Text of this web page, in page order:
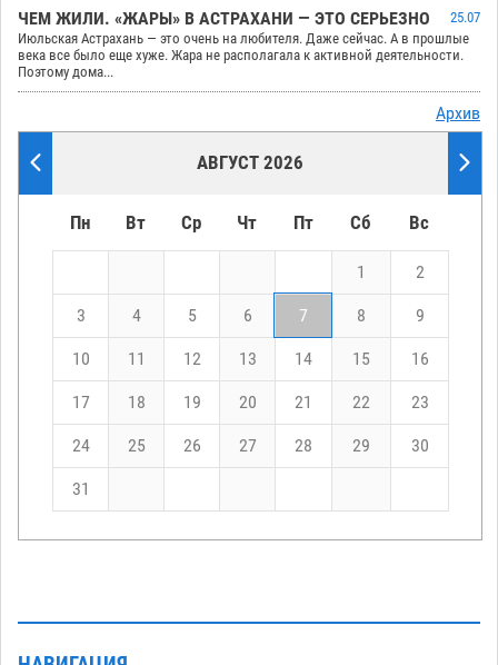
ЧЕМ ЖИЛИ. «ЖАРЫ» В АСТРАХАНИ — ЭТО СЕРЬЕЗНО
25.07
Июльская Астрахань — это очень на любителя. Даже сейчас. А в прошлые
века все было еще хуже. Жара не располагала к активной деятельности.
Поэтому дома...
Архив
АВГУСТ 2026
Пн Вт Ср Чт Пт Сб Вс
1 2
3 4 5 6 7 8 9
10 11 12 13 14 15 16
17 18 19 20 21 22 23
24 25 26 27 28 29 30
31